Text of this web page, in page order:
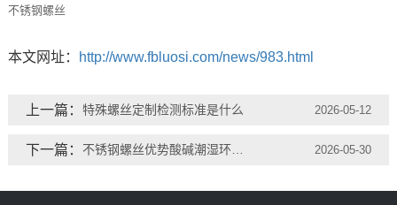
不锈钢螺丝
本文网址： http://www.fbluosi.com/news/983.html
上一篇： 特殊螺丝定制检测标准是什么 2026-05-12
下一篇： 不锈钢螺丝优势酸碱潮湿环境专用紧固件 2026-05-30